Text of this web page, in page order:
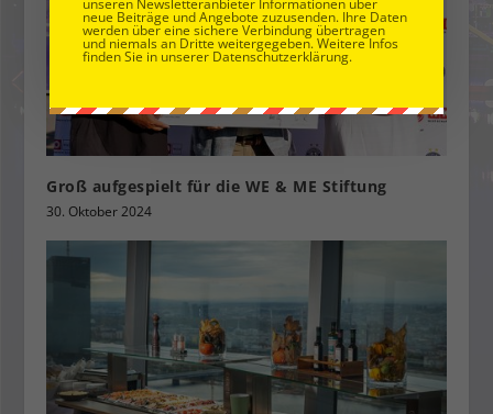
Groß aufgespielt für die WE & ME Stiftung
30. Oktober 2024
neue Beiträge und Angebote zuzusenden. Ihre Daten
werden über eine sichere Verbindung übertragen
und niemals an Dritte weitergegeben. Weitere Infos
finden Sie in unserer Datenschutzerklärung.